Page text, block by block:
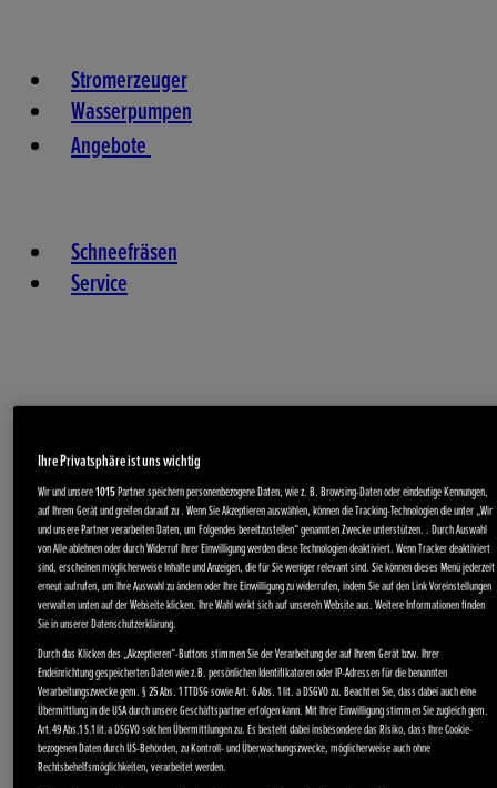
Stromerzeuger
Wasserpumpen
Angebote
Schneefräsen
Service
Ihre Privatsphäre ist uns wichtig
Wir und unsere1015Partner speichern personenbezogene Daten, wie z. B. Browsing-Daten oder eindeutige Kennungen,
auf Ihrem Gerät und greifen darauf zu . Wenn Sie Akzeptieren auswählen, können die Tracking-Technologien die unter „Wir
und unsere Partner verarbeiten Daten, um Folgendes bereitzustellen“ genannten Zwecke unterstützen. . Durch Auswahl
von Alle ablehnen oder durch Widerruf Ihrer Einwilligung werden diese Technologien deaktiviert. Wenn Tracker deaktiviert
sind, erscheinen möglicherweise Inhalte und Anzeigen, die für Sie weniger relevant sind. Sie können dieses Menü jederzeit
erneut aufrufen, um Ihre Auswahl zu ändern oder Ihre Einwilligung zu widerrufen, indem Sie auf den Link Voreinstellungen
verwalten unten auf der Webseite klicken. Ihre Wahl wirkt sich auf unsere/n Website aus. Weitere Informationen finden
Sie in unserer Datenschutzerklärung.
Durch das Klicken des „Akzeptieren“-Buttons stimmen Sie der Verarbeitung der auf Ihrem Gerät bzw. Ihrer
Endeinrichtung gespeicherten Daten wie z.B. persönlichen Identifikatoren oder IP-Adressen für die benannten
Verarbeitungszwecke gem. § 25 Abs. 1 TTDSG sowie Art. 6 Abs. 1 lit. a DSGVO zu. Beachten Sie, dass dabei auch eine
Übermittlung in die USA durch unsere Geschäftspartner erfolgen kann. Mit Ihrer Einwilligung stimmen Sie zugleich gem.
Art.49 Abs.1 S.1 lit.a DSGVO solchen Übermittlungen zu. Es besteht dabei insbesondere das Risiko, dass Ihre Cookie-
bezogenen Daten durch US-Behörden, zu Kontroll- und Überwachungszwecke, möglicherweise auch ohne
Rechtsbehelfsmöglichkeiten, verarbeitet werden.